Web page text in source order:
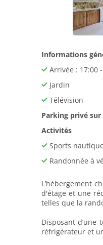
Informations
Arrivée : 17:00
Jardin
Télévision
Parking privé
Activités
Sports
Randonnée à
L’hébergement
d'étage et une
telles que la
Disposant
réfrigérateur et